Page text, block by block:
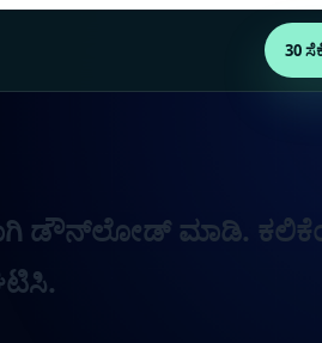
30
ಡೌನ್‌ಲೋಡ್ ಮಾಡಿ.